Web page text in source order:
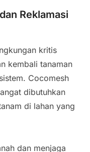
Reklamasi
kritis
kembali tanaman
Cocomesh
dibutuhkan
di lahan yang
dan menjaga